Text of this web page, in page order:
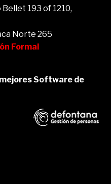
193 of 1210,
Norte 265
Formal
Software de